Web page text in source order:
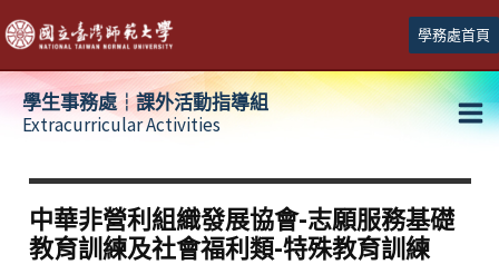
跳
至
主
學務處首頁
學生事務處┆課外活動指導組
Extracurricular Activities
中華非營利組織發展協會-志願服務基礎
教育訓練及社會福利類-特殊教育訓練